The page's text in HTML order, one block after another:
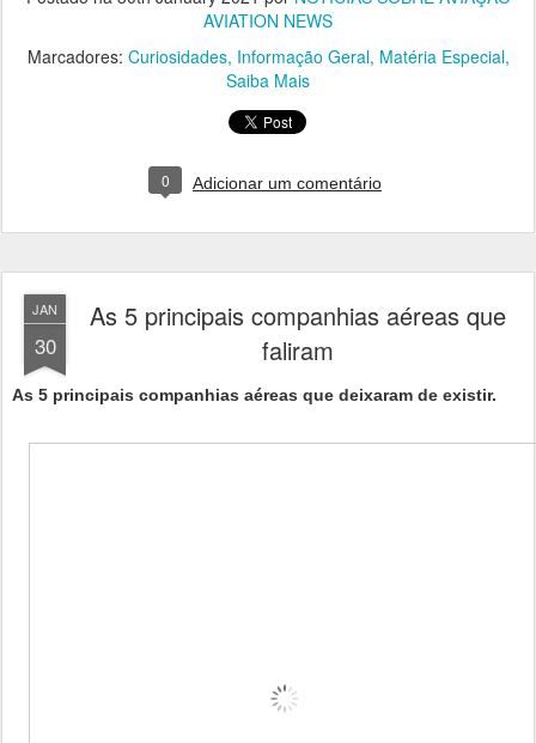
AVIATION NEWS
Marcadores: Curiosidades Informação Geral Matéria Especial
Saiba Mais
0 Adicionar um comentário
JAN
30
As 5 principais companhias aéreas que
faliram
As 5 principais companhias aéreas que deixaram de existir.